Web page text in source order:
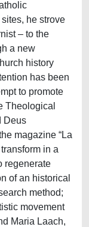
he strove
– to the
a new
history
has been
to promote
Theological
Deus
magazine “La
in a
regenerate
of an historical
method;
movement
Maria Laach,